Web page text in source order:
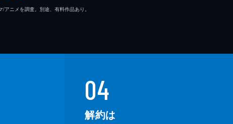
ニメを調査。別途、有料作品あり。
04
解約は